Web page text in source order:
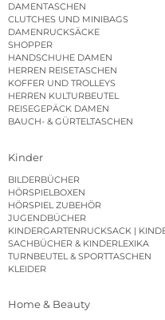
DAMENTASCHEN
CLUTCHES UND MINIBAGS
DAMENRUCKSÄCKE
SHOPPER
HANDSCHUHE DAMEN
HERREN REISETASCHEN
KOFFER UND TROLLEYS
HERREN KULTURBEUTEL
REISEGEPÄCK DAMEN
BAUCH- & GÜRTELTASCHEN
Kinder
BILDERBÜCHER
HÖRSPIELBOXEN
HÖRSPIEL ZUBEHÖR
JUGENDBÜCHER
SACHBÜCHER & KINDERLEXIKA
TURNBEUTEL & SPORTTASCHEN
KLEIDER
Home & Beauty